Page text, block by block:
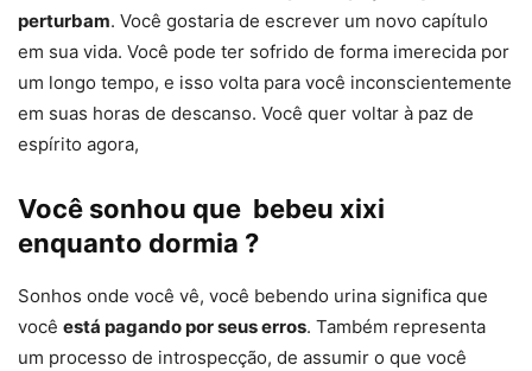
perturbam. Você gostaria de escrever um novo capítulo
em sua vida. Você pode ter sofrido de forma imerecida por
um longo tempo, e isso volta para você inconscientemente
em suas horas de descanso. Você quer voltar à paz de
espírito agora,
Você sonhou que bebeu xixi
enquanto dormia ?
Sonhos onde você vê, você bebendo urina significa que
você está pagando por seus erros. Também representa
um processo de introspecção, de assumir o que você